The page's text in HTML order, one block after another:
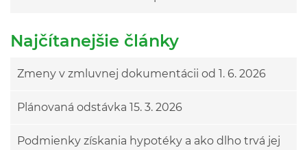
Najčítanejšie články
Zmeny v zmluvnej dokumentácii od 1. 6. 2026
Plánovaná odstávka 15. 3. 2026
Podmienky získania hypotéky a ako dlho trvá jej